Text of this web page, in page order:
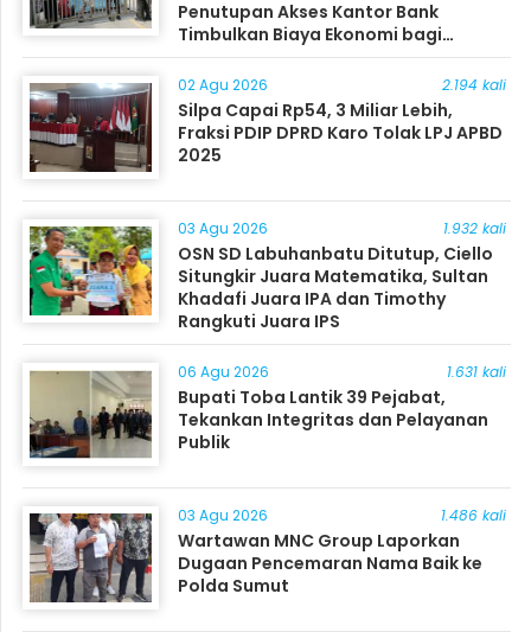
Penutupan Akses Kantor Bank
Timbulkan Biaya Ekonomi bagi
Masyarakat
02 Agu 2026 2.194 kali
Silpa Capai Rp54, 3 Miliar Lebih,
Fraksi PDIP DPRD Karo Tolak LPJ APBD
2025
03 Agu 2026 1.932 kali
OSN SD Labuhanbatu Ditutup, Ciello
Situngkir Juara Matematika, Sultan
Khadafi Juara IPA dan Timothy
Rangkuti Juara IPS
06 Agu 2026 1.631 kali
Bupati Toba Lantik 39 Pejabat,
Tekankan Integritas dan Pelayanan
Publik
03 Agu 2026 1.486 kali
Wartawan MNC Group Laporkan
Dugaan Pencemaran Nama Baik ke
Polda Sumut